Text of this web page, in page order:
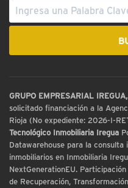
GRUPO EMPRESARIAL
solicitado financiación a la
Rioja (No expediente: 2026-I-
Tecnológico Inmobiliaria Iregua
Datawarehouse para la
inmobiliarios en Inmobiliaria
NextGenerationEU.
de Recuperación,